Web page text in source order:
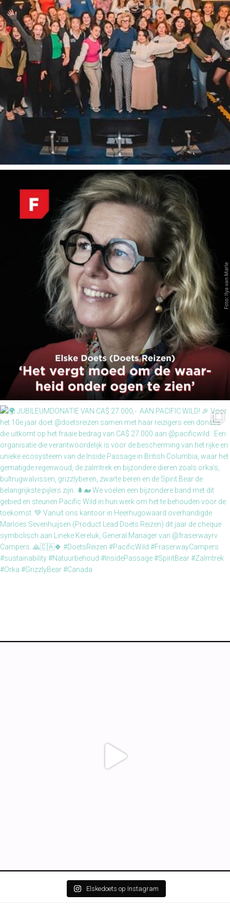
Elskedoets op Instagram